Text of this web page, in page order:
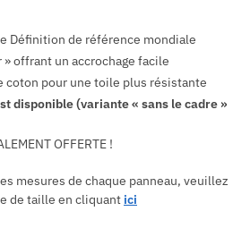
Définition de référence mondiale
» offrant un accrochage facile
coton pour une toile plus résistante
disponible (variante « sans le cadre »
OFFERTE !
mesures de chaque panneau, veuillez
de taille en cliquant ici